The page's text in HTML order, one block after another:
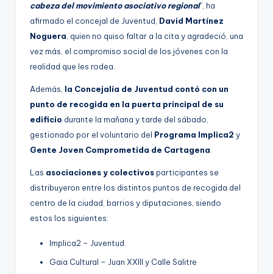
cabeza del movimiento asociativo regional”, ha
afirmado el concejal de Juventud, David Martínez
Noguera, quien no quiso faltar a la cita y agradeció, una
vez más, el compromiso social de los jóvenes con la
realidad que les rodea.
Además, la Concejalía de Juventud contó con un
punto de recogida en la puerta principal de su
edificio durante la mañana y tarde del sábado,
gestionado por el voluntario del Programa Implica2 y
Gente Joven Comprometida de Cartagena.
Las asociaciones y colectivos participantes se
distribuyeron entre los distintos puntos de recogida del
centro de la ciudad, barrios y diputaciones, siendo
estos los siguientes:
Implica2 – Juventud.
Gaia Cultural – Juan XXIII y Calle Salitre